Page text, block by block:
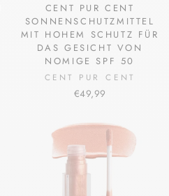
CENT PUR CENT
SONNENSCHUTZMITTEL
MIT HOHEM SCHUTZ FÜR
DAS GESICHT VON
NOMIGE SPF 50
CENT PUR CENT
€49,99